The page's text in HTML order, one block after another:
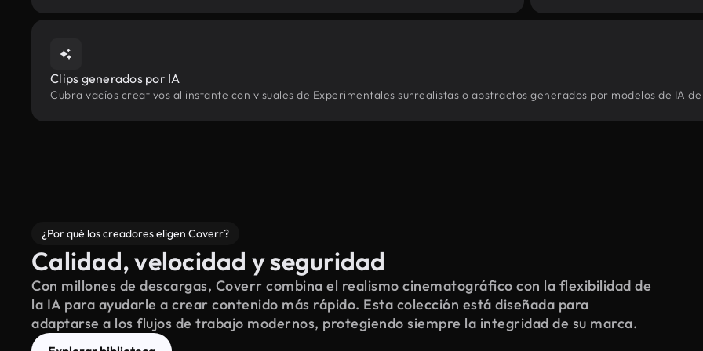
Clips generados por IA
Cubra vacíos creativos al instante con visuales de Experimentales surrealistas o abstractos generados por modelos de IA
¿Por qué los creadores eligen Coverr?
Calidad, velocidad y seguridad
Con millones de descargas, Coverr combina el realismo cinematográfico con la flexibilidad de
la IA para ayudarle a crear contenido más rápido. Esta colección está diseñada para
adaptarse a los flujos de trabajo modernos, protegiendo siempre la integridad de su marca.